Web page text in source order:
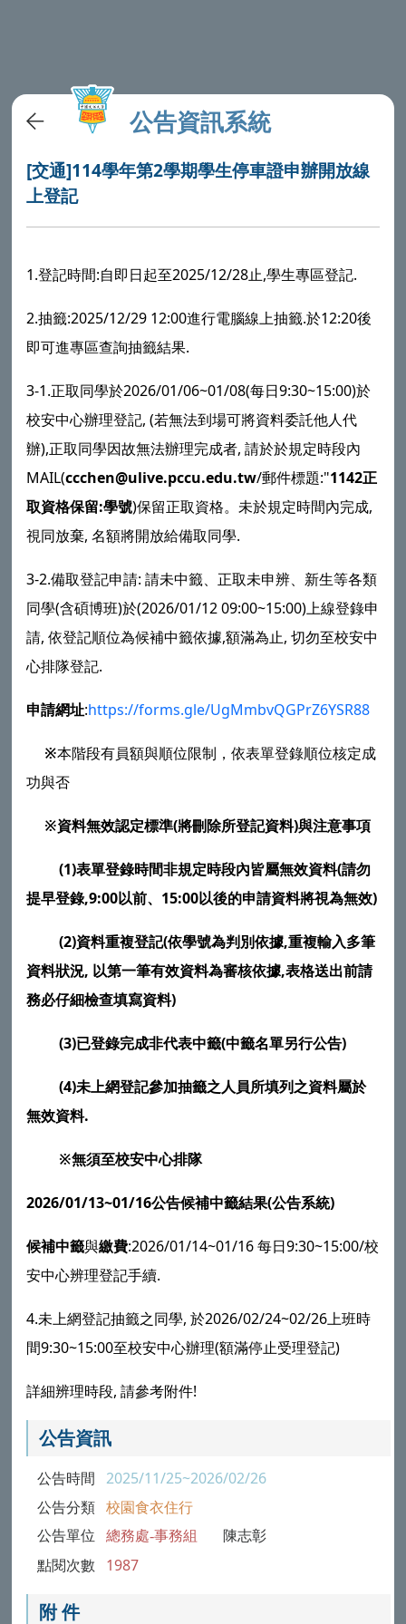
公告資訊系統
[交通]114學年第2學期學生停車證申辦開放線
上登記
1.登記時間:自即日起至2025/12/28止,學生專區登記.
2.抽籤:2025/12/29 12:00進行電腦線上抽籤.於12:20後
即可進專區查詢抽籤結果.
3-1.正取同學於2026/01/06~01/08(每日9:30~15:00)於
校安中心辦理登記, (若無法到場可將資料委託他人代
辦),正取同學因故無法辦理完成者, 請於於規定時段內
MAIL(ccchen@ulive.pccu.edu.tw/郵件標題:"1142正
取資格保留:學號)保留正取資格。未於規定時間內完成,
視同放棄, 名額將開放給備取同學.
3-2.備取登記申請: 請未中籤、正取未申辨、新生等各類
同學(含碩博班)於(2026/01/12 09:00~15:00)上線登錄申
請, 依登記順位為候補中籤依據,額滿為止, 切勿至校安中
心排隊登記.
申請網址:https://forms.gle/UgMmbvQGPrZ6YSR88
※本階段有員額與順位限制，依表單登錄順位核定成
功與否
※資料無效認定標準(將刪除所登記資料)與注意事項
(1)表單登錄時間非規定時段內皆屬無效資料(請勿
提早登錄,9:00以前、15:00以後的申請資料將視為無效)
(2)資料重複登記(依學號為判別依據,重複輸入多筆
資料狀況, 以第一筆有效資料為審核依據,表格送出前請
務必仔細檢查填寫資料)
(3)已登錄完成非代表中籤(中籤名單另行公告)
(4)未上網登記參加抽籤之人員所填列之資料屬於
無效資料.
※無須至校安中心排隊
2026/01/13~01/16公告候補中籤結果(公告系統)
候補中籤與繳費:2026/01/14~01/16 每日9:30~15:00/校
安中心辨理登記手續.
4.未上網登記抽籤之同學, 於2026/02/24~02/26上班時
間9:30~15:00至校安中心辦理(額滿停止受理登記)
詳細辨理時段, 請參考附件!
公告資訊
公告時間 2025/11/25~2026/02/26
公告分類 校園食衣住行
公告單位 總務處-事務組 陳志彰
點閱次數 1987
附 件